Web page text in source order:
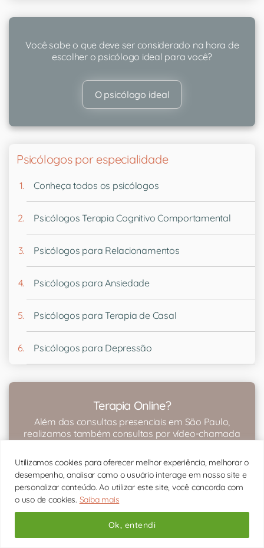
Utilizamos cookies para oferecer melhor experiência, melhorar o
desempenho, analisar como o usuário interage em nosso site e
personalizar conteúdo. Ao utilizar este site, você concorda com
o uso de cookies. Saiba mais
Ok, entendi
Você sabe o que deve ser considerado na hora de
escolher o psicólogo ideal para você?
O psicólogo ideal
Psicólogos por especialidade
Conheça todos os psicólogos
Psicólogos Terapia Cognitivo Comportamental
Psicólogos para Relacionamentos
Psicólogos para Ansiedade
Psicólogos para Terapia de Casal
Psicólogos para Depressão
Terapia Online?
Além das consultas presenciais em São Paulo,
realizamos também consultas por vídeo-chamada
Sobre terapia online